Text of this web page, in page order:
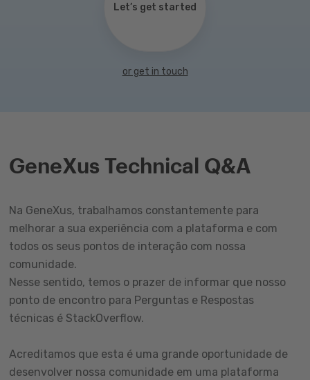
Let’s get started
or get in touch
GeneXus Technical Q&A
Na GeneXus, trabalhamos constantemente para
melhorar a sua experiência com a plataforma e com
todos os seus pontos de interação com nossa
comunidade.
Nesse sentido, temos o prazer de informar que nosso
ponto de encontro para Perguntas e Respostas
técnicas é StackOverflow.
Acreditamos que esta é uma grande oportunidade de
desenvolver nossa comunidade em uma plataforma